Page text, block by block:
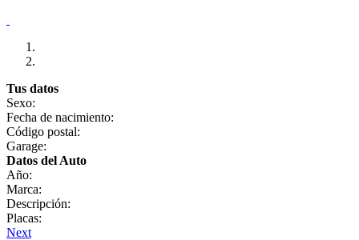
Tus datos
Sexo:
Fecha de nacimiento:
Código postal:
Garage:
Datos del Auto
Año:
Marca:
Descripción:
Placas:
Next